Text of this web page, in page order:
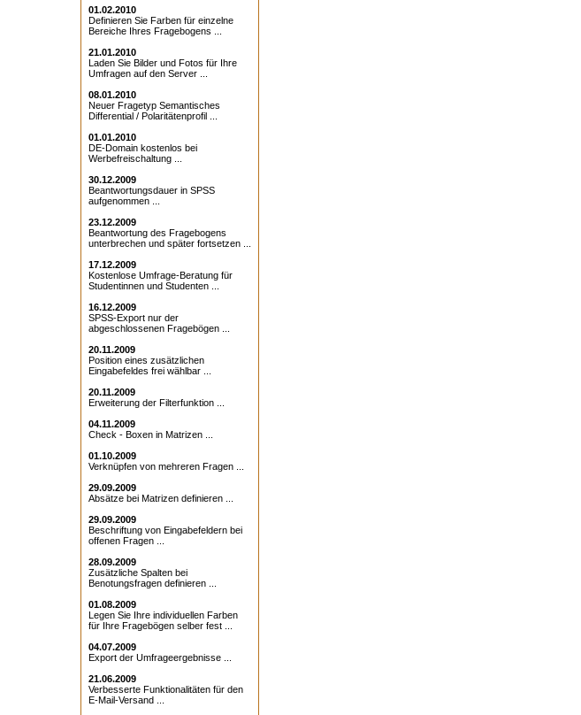
01.02.2010
Definieren Sie Farben für einzelne
Bereiche Ihres Fragebogens ...
21.01.2010
Laden Sie Bilder und Fotos für Ihre
Umfragen auf den Server ...
08.01.2010
Neuer Fragetyp Semantisches
Differential / Polaritätenprofil ...
01.01.2010
DE-Domain kostenlos bei
Werbefreischaltung ...
30.12.2009
Beantwortungsdauer in SPSS
aufgenommen ...
23.12.2009
Beantwortung des Fragebogens
unterbrechen und später fortsetzen ...
17.12.2009
Kostenlose Umfrage-Beratung für
Studentinnen und Studenten ...
16.12.2009
SPSS-Export nur der
abgeschlossenen Fragebögen ...
20.11.2009
Position eines zusätzlichen
Eingabefeldes frei wählbar ...
20.11.2009
Erweiterung der Filterfunktion ...
04.11.2009
Check - Boxen in Matrizen ...
01.10.2009
Verknüpfen von mehreren Fragen ...
29.09.2009
Absätze bei Matrizen definieren ...
29.09.2009
Beschriftung von Eingabefeldern bei
offenen Fragen ...
28.09.2009
Zusätzliche Spalten bei
Benotungsfragen definieren ...
01.08.2009
Legen Sie Ihre individuellen Farben
für Ihre Fragebögen selber fest ...
04.07.2009
Export der Umfrageergebnisse ...
21.06.2009
Verbesserte Funktionalitäten für den
E-Mail-Versand ...